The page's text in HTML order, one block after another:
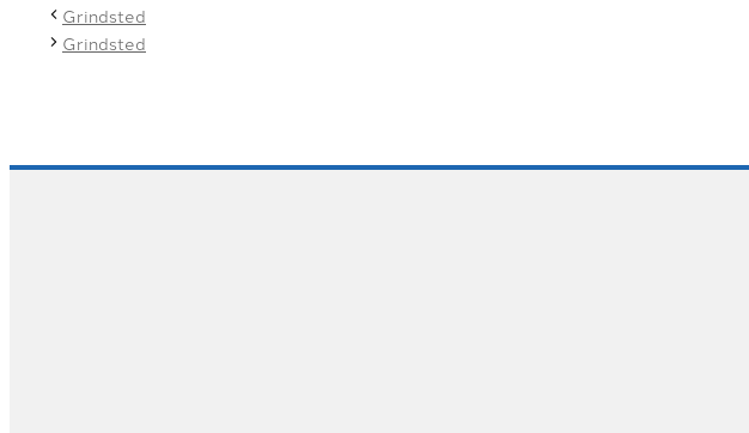
Grindsted
Grindsted